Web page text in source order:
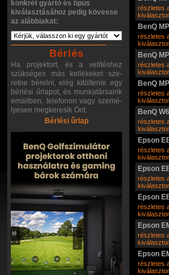
konkrét gyártó és típus
kiválasztásához pedig kövesse
az alábbiakat:
Bérlés
Ha projektort, és a vetítéshez
szükséges más kellékeket sze-
retne bérelni, elég kitöltenie egy
bérlési űrlapot, és munkatársaink
emailben, telefonon vagy szemé-
lyesen megkeresik Önt.
Bérlési űrlap
részletes
BenQ
részletes
BenQ
részletes
BenQ
részletes
BenQ
részletes
Epson
részletes
Epson
részletes
Epson
részletes
Epson
részletes
Epson
részletes